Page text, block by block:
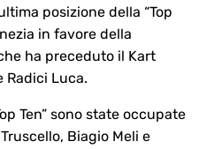
posizione della “Top
in favore della
ha preceduto il Kart
Radici Luca.
Ten” sono state occupate
Biagio Meli e